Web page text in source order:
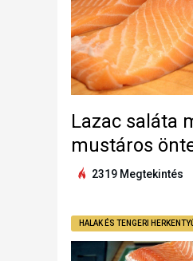
Lazac saláta
mustáros
2319 Megtekintés
HALAK ÉS TENGERI